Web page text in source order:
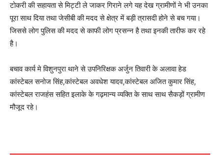
टोकरी की सहायता से मिट्टी ले जाकर गिराने लगे यह देख ग्रामीणों ने भी उनका
पूरा साथ दिया तथा जेसीबी की मदद से क्षेत्र में बड़ी त्रासदी होने से बच गया।
जिससे लोग पुलिस की मदद से काफी लोग प्रसन्न है तथा इनकी तारीफ कर रहे
है।
बचाव कार्य मे विशुनपुरा थाने से उपनिरिक्षक अर्जुन तिवारी के अलावा हेड
कांस्टेबल सनोज सिंह,कांस्टेबल अवधेश यादव,कांस्टेबल अजित कुमार सिंह,
कांस्टेबल राजहंस सहित इलाके के गढ़मान्य व्यक्ति के साथ साथ सैकड़ों ग्रामीण
मौजूद रहे।